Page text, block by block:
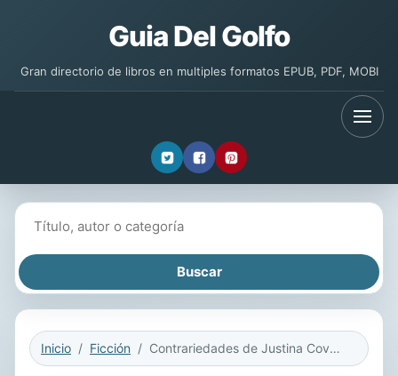
Guia Del Golfo
Gran directorio de libros en multiples formatos EPUB, PDF, MOBI
Inicio Ficción Contrariedades de Justina Covadonga